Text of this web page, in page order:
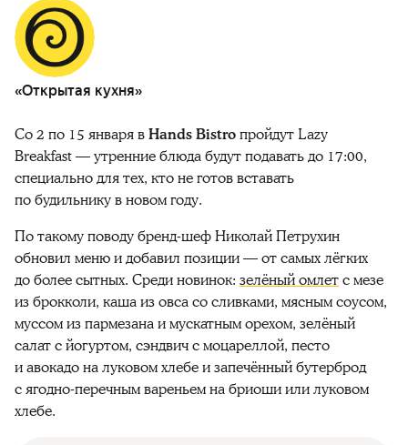
«Открытая кухня»
Со 2 по 15 января вHands Bistroпройдут Lazy
Breakfast — утренние блюда будут подавать до 17:00,
специально для тех, кто не готов вставать
по будильнику в новом году.
По такому поводу бренд-шеф Николай Петрухин
обновил меню и добавил позиции — от самых лёгких
до более сытных. Среди новинок: зелёный омлетс мезе
из брокколи, каша из овса со сливками, мясным соусом,
муссом из пармезана и мускатным орехом, зелёный
салат с йогуртом, сэндвич с моцареллой, песто
и авокадо на луковом хлебе и запечённый бутерброд
с ягодно-перечным вареньем на бриоши или луковом
хлебе.